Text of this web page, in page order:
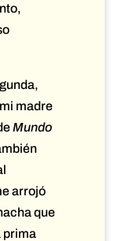
madre
Mundo
arrojó
que
prima